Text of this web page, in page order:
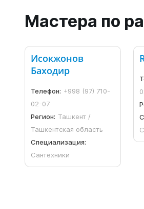
Мастера по
Исокжонов
Баходир
Телефон: +998 (97) 710-
02-07
Регион: Ташкент /
Ташкентская область
Специализация:
Сантехники